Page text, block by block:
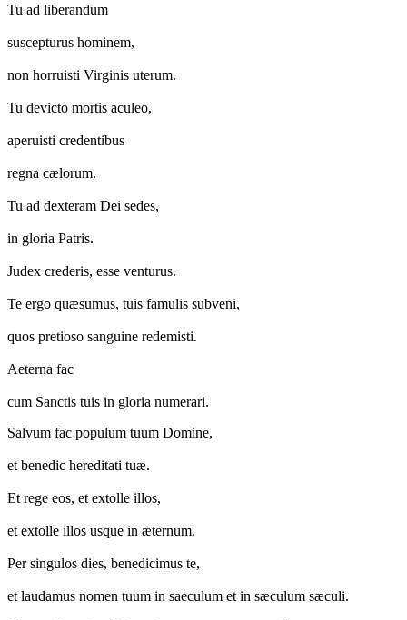
Tu ad liberandum
suscepturus hominem,
non horruisti Virginis uterum.
Tu devicto mortis aculeo,
aperuisti credentibus
regna cælorum.
Tu ad dexteram Dei sedes,
in gloria Patris.
Judex crederis, esse venturus.
Te ergo quæsumus, tuis famulis subveni,
quos pretioso sanguine redemisti.
Aeterna fac
cum Sanctis tuis in gloria numerari.
Salvum fac populum tuum Domine,
et benedic hereditati tuæ.
Et rege eos, et extolle illos,
et extolle illos usque in æternum.
Per singulos dies, benedicimus te,
et laudamus nomen tuum in saeculum et in sæculum sæculi.